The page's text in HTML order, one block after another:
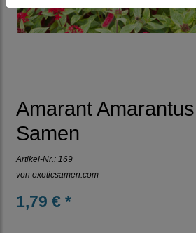
Amarant
Samen
Artikel-Nr.: 169
von exoticsamen.com
1,79 € *